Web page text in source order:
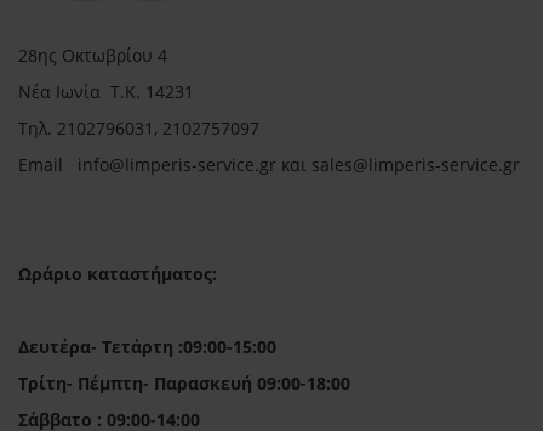
28ης Οκτωβρίου 4
Νέα Ιωνία Τ.Κ. 14231
Τηλ. 2102796031, 2102757097
Email info@limperis-service.gr και sales@limperis-service.gr
Ωράριο καταστήματος:
Δευτέρα- Τετάρτη :09:00-15:00
Τρίτη- Πέμπτη- Παρασκευή 09:00-18:00
Σάββατο : 09:00-14:00